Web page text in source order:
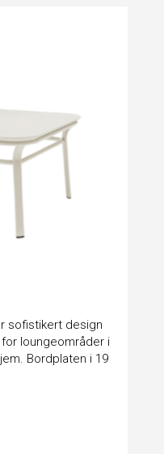
sofistikert design
loungeområder i
Bordplaten i 19